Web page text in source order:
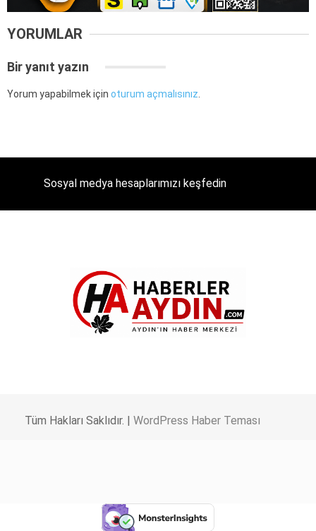
YORUMLAR
Bir yanıt yazın
Yorum yapabilmek için oturum açmalısınız
Sosyal medya hesaplarımızı keşfedin
Tüm Hakları Saklıdır. | WordPress Haber Teması